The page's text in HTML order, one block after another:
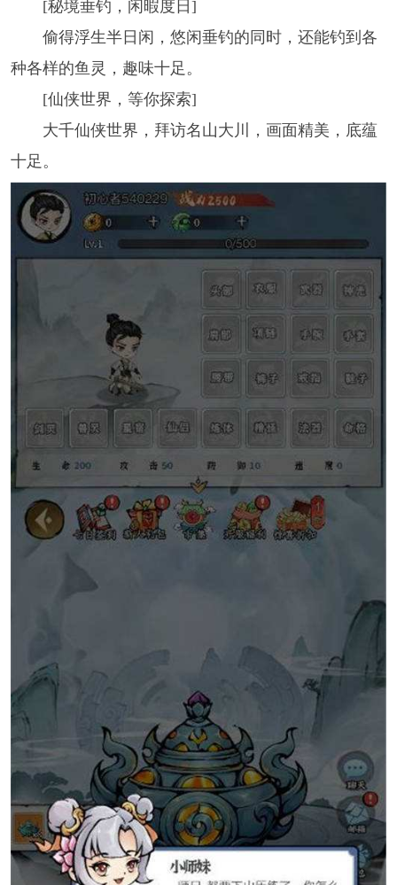
[秘境垂钓，闲暇度日]
偷得浮生半日闲，悠闲垂钓的同时，还能钓到各
种各样的鱼灵，趣味十足。
[仙侠世界，等你探索]
大千仙侠世界，拜访名山大川，画面精美，底蕴
十足。